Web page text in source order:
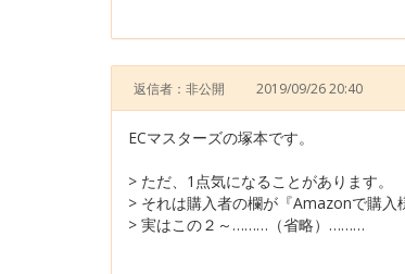
返信者：非公開 2019/09/26 20:40
ECマスターズの塚本です。
> ただ、1点気になることがあります。
> それは購入者の欄が『Amazonで購入
> 実はこの２～………（省略）………